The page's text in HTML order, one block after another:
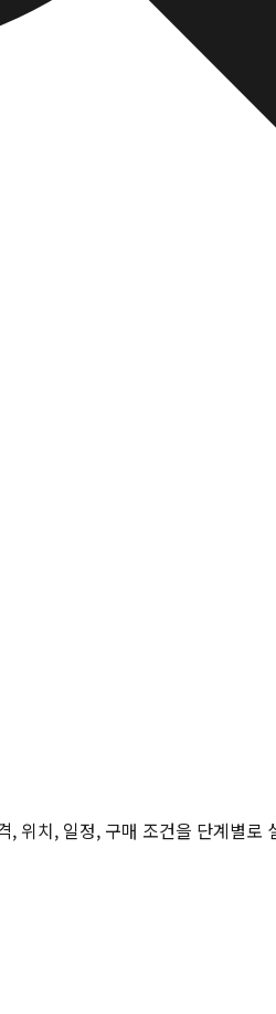
위치, 일정, 구매 조건을 단계별